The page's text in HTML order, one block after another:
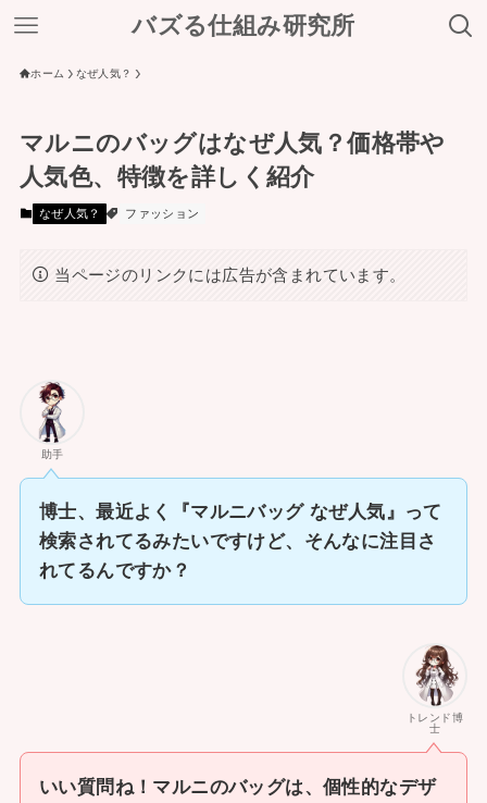
バズる仕組み研究所
ホーム なぜ人気？
マルニのバッグはなぜ人気？価格帯や
人気色、特徴を詳しく紹介
なぜ人気？ ファッション
当ページのリンクには広告が含まれています。
助手
博士、最近よく『マルニバッグ なぜ人気』って
検索されてるみたいですけど、そんなに注目さ
れてるんですか？
トレンド博
士
いい質問ね！マルニのバッグは、個性的なデザ